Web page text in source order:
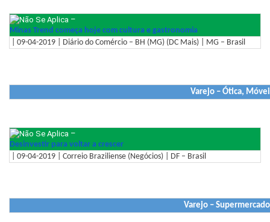
–
Minas Trend começa hoje com cultura e gastronomia
| 09-04-2019 | Diário do Comércio – BH (MG) (DC Mais) | MG – Brasil
Varejo – Ótica,
–
Desinvestir para voltar a crescer
| 09-04-2019 | Correio Braziliense (Negócios) | DF – Brasil
Varejo –